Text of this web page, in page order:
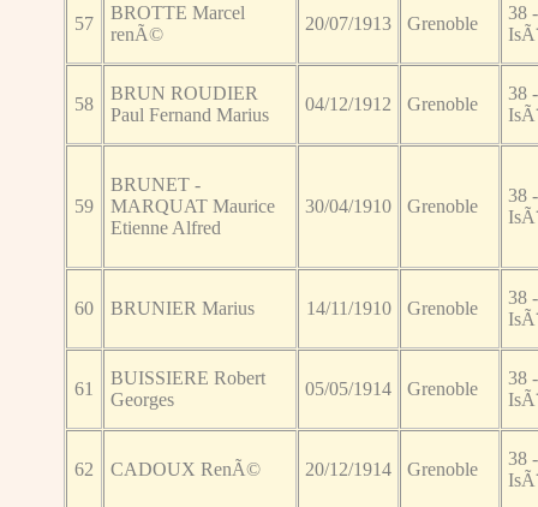
57
BROTTE Marcel
renÃ©
20/07/1913 Grenoble
38 -
58
BRUN ROUDIER
Paul Fernand Marius
04/12/1912 Grenoble
38 -
59
BRUNET -
MARQUAT Maurice
Etienne Alfred
30/04/1910 Grenoble
38 -
60 BRUNIER Marius 14/11/1910 Grenoble
38 -
61
BUISSIERE Robert
Georges
05/05/1914 Grenoble
38 -
62 CADOUX RenÃ© 20/12/1914 Grenoble
38 -